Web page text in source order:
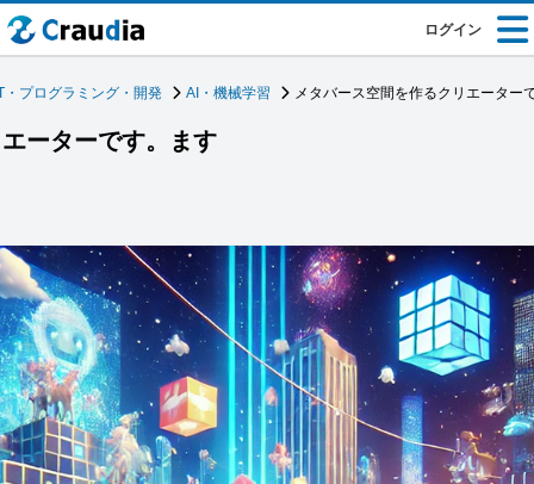
ログイン
・プログラミング・開発 AI・機械学習 メタバース空間を作るクリエーター
ーターです。ます